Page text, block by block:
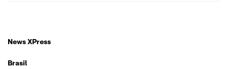
News XPress
Brasil